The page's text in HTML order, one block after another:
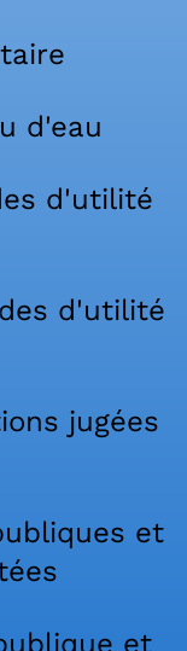
d'eau
d'utilité
d'utilité
jugées
et
et